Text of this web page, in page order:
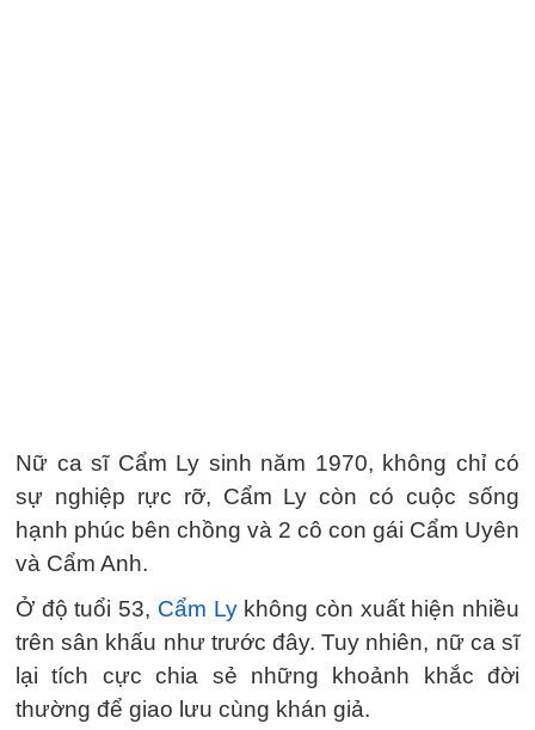
Nữ ca sĩ Cẩm Ly sinh năm 1970, không chỉ có
sự nghiệp rực rỡ, Cẩm Ly còn có cuộc sống
hạnh phúc bên chồng và 2 cô con gái Cẩm Uyên
và Cẩm Anh.
Ở độ tuổi 53, Cẩm Lykhông còn xuất hiện nhiều
trên sân khấu như trước đây. Tuy nhiên, nữ ca sĩ
lại tích cực chia sẻ những khoảnh khắc đời
thường để giao lưu cùng khán giả.